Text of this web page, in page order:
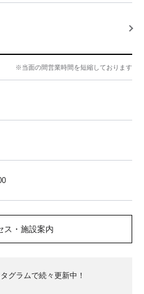
※当面の間営業時間を短縮しております
ス・施設案内
グラムで続々更新中！